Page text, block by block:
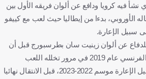
نشأ فيه كرويا ودافع عن ألوان فريقه الأول بين
ترحاله الأوروبي، بدءا من إيطاليا حيث لعب مع كييفو
سبيل الإعارة.
إلى روسيا في 2017 للدفاع عن ألوان زينيت سان بطرسبورج قبل أن
ينضم لباريس سان جيرمان الفرنسي عام 2019 في مرور تخلله اللعب
ليوفنتوس الإيطالي على سبيل الإعارة موسم 2022-2023، قبل الانتقال نهائيا